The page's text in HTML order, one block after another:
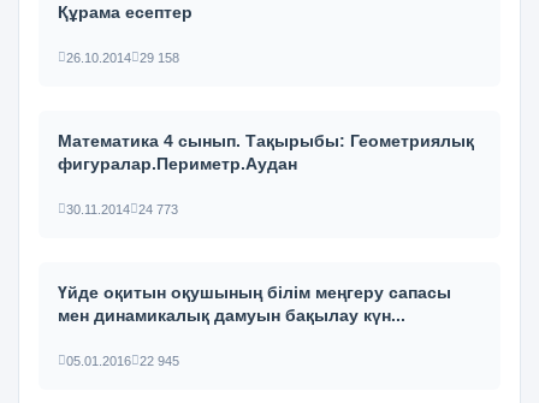
Құрама есептер
26.10.2014 29 158
Математика 4 сынып. Тақырыбы: Геометриялық
фигуралар.Периметр.Аудан
30.11.2014 24 773
Үйде оқитын оқушының білім меңгеру сапасы
мен динамикалық дамуын бақылау күн...
05.01.2016 22 945